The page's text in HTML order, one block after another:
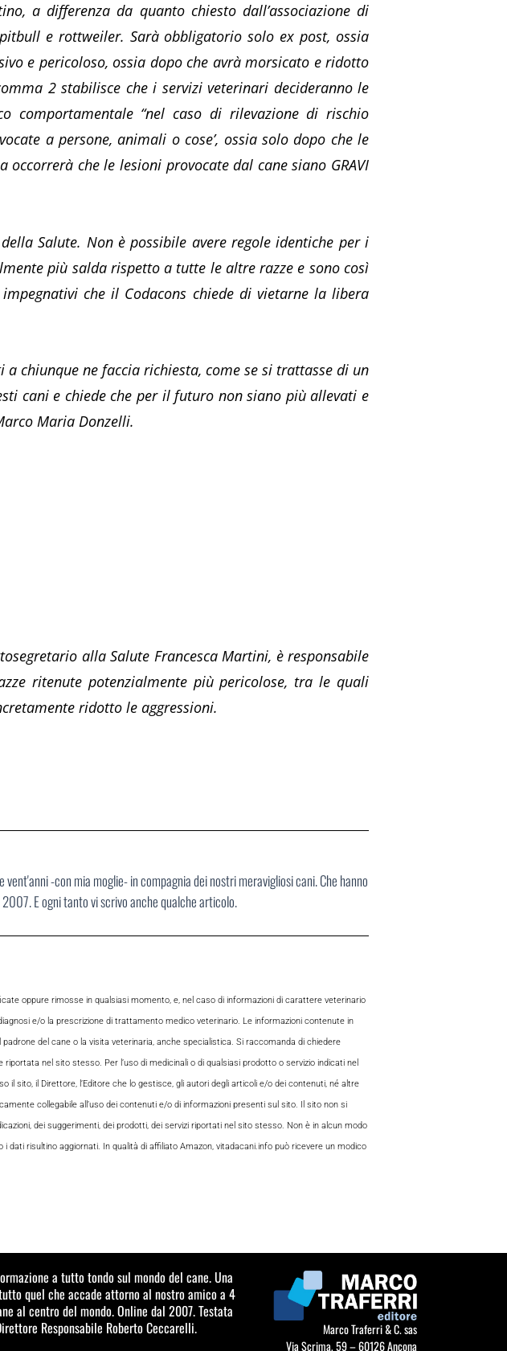
a differenza da quanto chiesto dall’associazione di
e rottweiler. Sarà obbligatorio solo ex post, ossia
e pericoloso, ossia dopo che avrà morsicato e ridotto
2 stabilisce che i servizi veterinari decideranno le
comportamentale “nel caso di rilevazione di rischio
a persone, animali o cose’, ossia solo dopo che le
che le lesioni provocate dal cane siano GRAVI
Salute. Non è possibile avere regole identiche per i
più salda rispetto a tutte le altre razze e sono così
che il Codacons chiede di vietarne la libera
chiunque ne faccia richiesta, come se si trattasse di un
cani e chiede che per il futuro non siano più allevati e
Maria Donzelli.
alla Salute Francesca Martini, è responsabile
ritenute potenzialmente più pericolose, tra le quali
ridotto le aggressioni.
-con mia moglie- in compagnia dei nostri meravigliosi cani. Che hanno
E ogni tanto vi scrivo anche qualche articolo.
oppure rimosse in qualsiasi momento, e, nel caso di informazioni di carattere veterinario
e/o la prescrizione di trattamento medico veterinario. Le informazioni contenute in
del cane o la visita veterinaria, anche specialistica. Si raccomanda di chiedere
nel sito stesso. Per l’uso di medicinali o di qualsiasi prodotto o servizio indicati nel
sito, il Direttore, l’Editore che lo gestisce, gli autori degli articoli e/o dei contenuti, né altre
collegabile all’uso dei contenuti e/o di informazioni presenti sul sito. Il sito non si
dei suggerimenti, dei prodotti, dei servizi riportati nel sito stesso. Non è in alcun modo
dati risultino aggiornati. In qualità di affiliato Amazon, vitadacani.info può ricevere un modico
a tutto tondo sul mondo del cane. Una
quel che accade attorno al nostro amico a 4
al centro del mondo. Online dal 2007. Testata
Responsabile Roberto Ceccarelli.
Marco Traferri & C. sas
Via Scrima, 59 – 60126 Ancona